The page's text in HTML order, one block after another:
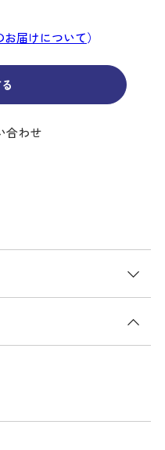
お届けについて）
合わせ
ラベルカバー。大切なキ